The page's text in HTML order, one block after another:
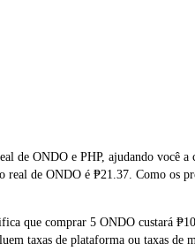
de ONDO e PHP, ajudando você
de ONDO é ₱21.37. Como os
que comprar 5 ONDO custará
taxas de plataforma ou taxas de